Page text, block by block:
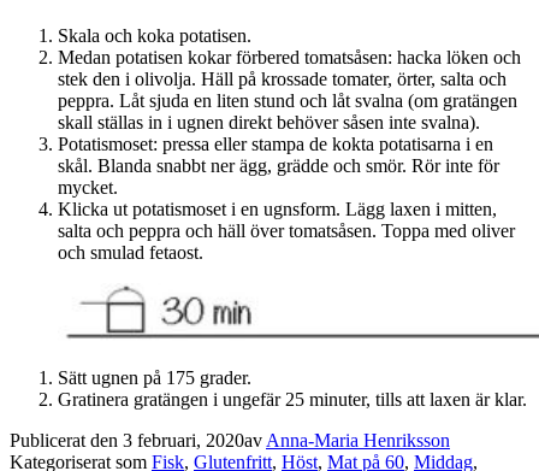
Skala och koka potatisen.
Medan potatisen kokar förbered tomatsåsen: hacka löken och
stek den i olivolja. Häll på krossade tomater, örter, salta och
peppra. Låt sjuda en liten stund och låt svalna (om gratängen
skall ställas in i ugnen direkt behöver såsen inte svalna).
Potatismoset: pressa eller stampa de kokta potatisarna i en
skål. Blanda snabbt ner ägg, grädde och smör. Rör inte för
mycket.
Klicka ut potatismoset i en ugnsform. Lägg laxen i mitten,
salta och peppra och häll över tomatsåsen. Toppa med oliver
och smulad fetaost.
Sätt ugnen på 175 grader.
Gratinera gratängen i ungefär 25 minuter, tills att laxen är klar.
Publicerat den 3 februari, 2020av Anna-Maria Henriksson
Kategoriserat som Fisk, Glutenfritt, Höst, Mat på 60, Middag,